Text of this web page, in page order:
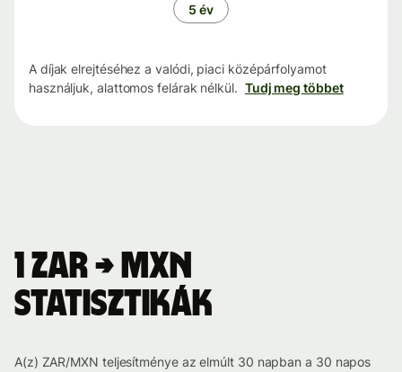
5 év
A díjak elrejtéséhez a valódi, piaci középárfolyamot
használjuk, alattomos felárak nélkül. Tudj meg többet
1 ZAR → MXN
statisztikák
A(z) ZAR/MXN teljesítménye az elmúlt 30 napban a 30 napos